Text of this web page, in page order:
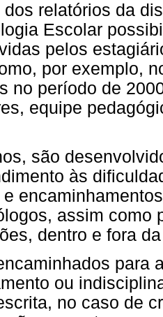
dos relatórios da
Escolar
pelos
por exemplo,
no período de
equipe
são
às
assim como
dentro e fora
para
ou
no caso de